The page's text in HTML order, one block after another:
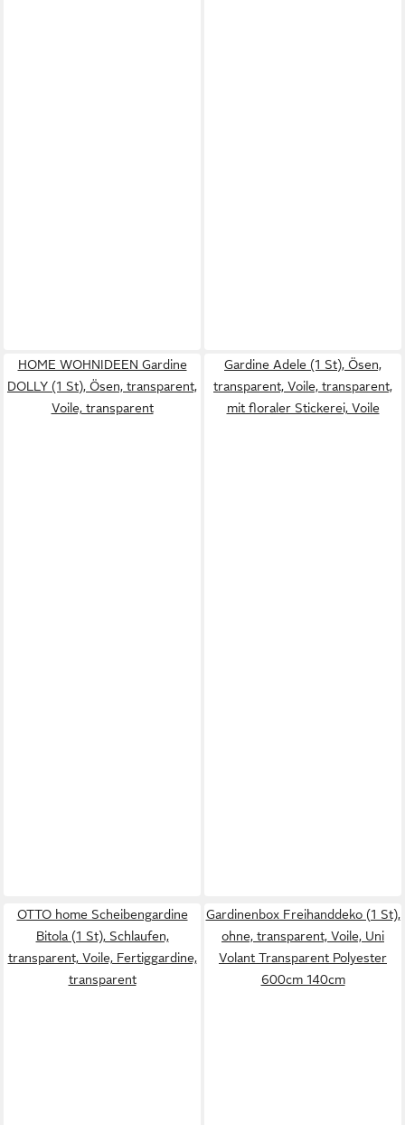
HOME WOHNIDEEN Gardine
DOLLY (1 St), Ösen, transparent,
Voile, transparent
Gardine Adele (1 St), Ösen,
transparent, Voile, transparent,
mit floraler Stickerei, Voile
OTTO home Scheibengardine
Bitola (1 St), Schlaufen,
transparent, Voile, Fertiggardine,
transparent
Gardinenbox Freihanddeko (1 St),
ohne, transparent, Voile, Uni
Volant Transparent Polyester
600cm 140cm